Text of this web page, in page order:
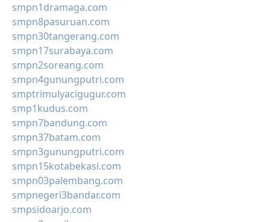
smpn1dramaga.com
smpn8pasuruan.com
smpn30tangerang.com
smpn17surabaya.com
smpn2soreang.com
smpn4gunungputri.com
smptrimulyacigugur.com
smp1kudus.com
smpn7bandung.com
smpn37batam.com
smpn3gunungputri.com
smpn15kotabekasi.com
smpn03palembang.com
smpnegeri3bandar.com
smpsidoarjo.com